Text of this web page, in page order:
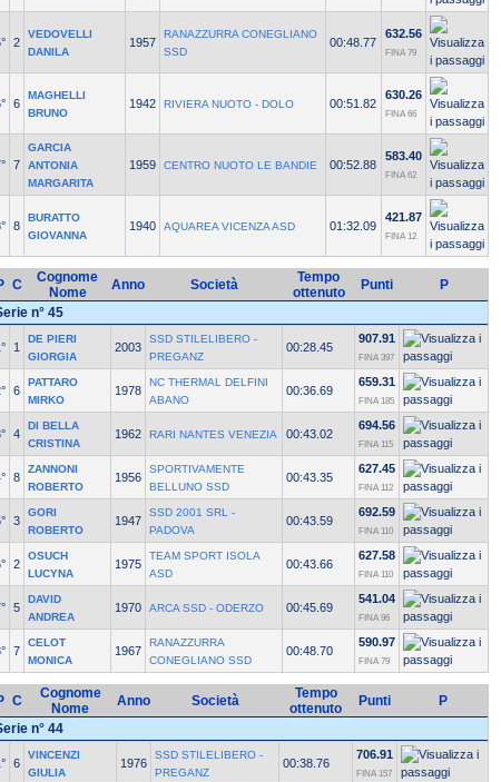
2
VEDOVELLI
DANILA
1957
RANAZZURRA CONEGLIANO
SSD
00:48.77
632.56
FINA 79
6
MAGHELLI
BRUNO
1942 RIVIERA NUOTO - DOLO 00:51.82
630.26
FINA 66
7
GARCIA
ANTONIA
MARGARITA
1959 CENTRO NUOTO LE BANDIE 00:52.88
583.40
FINA 62
8
BURATTO
GIOVANNA
1940 AQUAREA VICENZA ASD 01:32.09
421.87
FINA 12
C
Cognome
Nome
Anno Società
Tempo
ottenuto
Punti
P
n° 45
1
DE PIERI
GIORGIA
2003
SSD STILELIBERO -
PREGANZ
00:28.45
907.91
FINA 397
6
PATTARO
MIRKO
1978
NC THERMAL DELFINI
ABANO
00:36.69
659.31
FINA 185
4
DI BELLA
CRISTINA
1962 RARI NANTES VENEZIA 00:43.02
694.56
FINA 115
8
ZANNONI
ROBERTO
1956
SPORTIVAMENTE
BELLUNO SSD
00:43.35
627.45
FINA 112
3
GORI
ROBERTO
1947
SSD 2001 SRL -
PADOVA
00:43.59
692.59
FINA 110
2
OSUCH
LUCYNA
1975
TEAM SPORT ISOLA
ASD
00:43.66
627.58
FINA 110
5
DAVID
ANDREA
1970 ARCA SSD - ODERZO 00:45.69
541.04
FINA 96
7
CELOT
MONICA
1967
RANAZZURRA
CONEGLIANO SSD
00:48.70
590.97
FINA 79
C
Cognome
Nome
Anno Società
Tempo
ottenuto
Punti
P
n° 44
6
VINCENZI
GIULIA
1976
SSD STILELIBERO -
PREGANZ
00:38.76
706.91
FINA 157